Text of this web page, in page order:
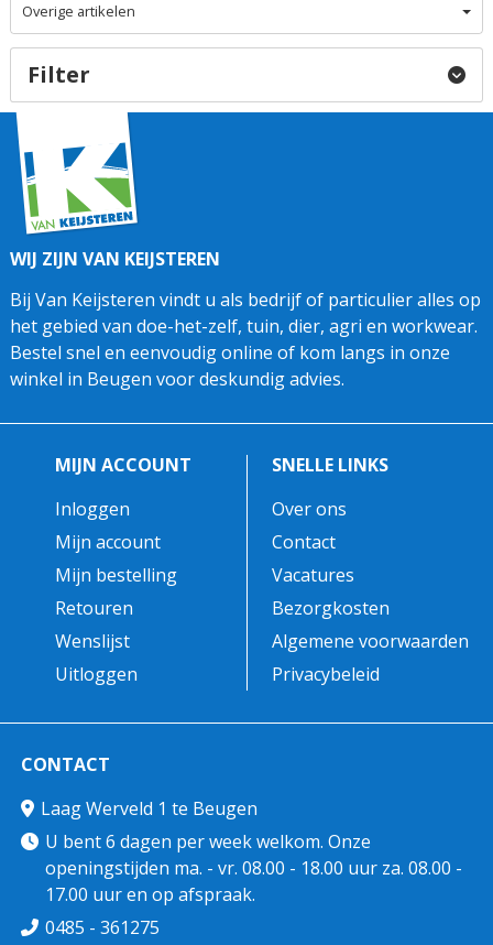
Overige artikelen
Filter
WIJ ZIJN VAN KEIJSTEREN
Bij Van Keijsteren vindt u als bedrijf of particulier alles op
het gebied van doe-het-zelf, tuin, dier, agri en workwear.
Bestel snel en eenvoudig online of kom langs in onze
winkel in Beugen voor deskundig advies.
MIJN ACCOUNT
Inloggen
Mijn account
Mijn bestelling
Retouren
Wenslijst
Uitloggen
SNELLE LINKS
Over ons
Contact
Vacatures
Bezorgkosten
Algemene voorwaarden
Privacybeleid
CONTACT
Laag Werveld 1 te Beugen
U bent 6 dagen per week welkom. Onze
openingstijden ma. - vr. 08.00 - 18.00 uur za. 08.00 -
17.00 uur en op afspraak.
0485 - 361275